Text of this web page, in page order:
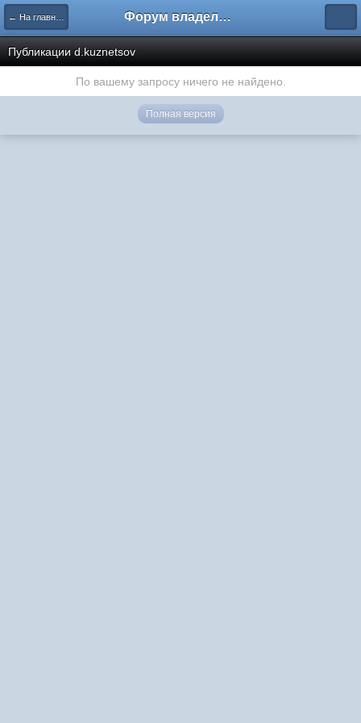
← На главную Форум владельцев интернет-магазинов
Публикации d.kuznetsov
По вашему запросу ничего не найдено.
Полная версия